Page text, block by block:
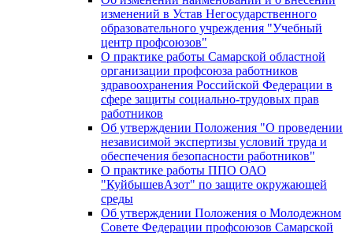
изменений в Устав Негосударственного
образовательного учреждения "Учебный
центр профсоюзов"
О практике работы Самарской областной
организации профсоюза работников
здравоохранения Российской Федерации в
сфере защиты социально-трудовых прав
работников
Об утверждении Положения "О проведении
независимой экспертизы условий труда и
обеспечения безопасности работников"
О практике работы ППО ОАО
"КуйбышевАзот" по защите окружающей
среды
Об утверждении Положения о Молодежном
Совете Федерации профсоюзов Самарской